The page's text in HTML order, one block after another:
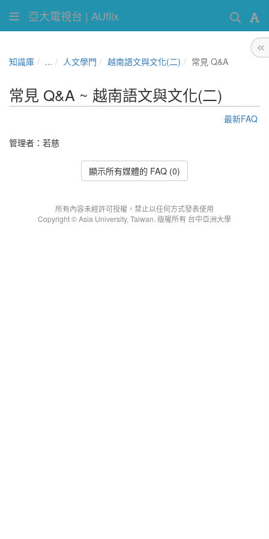
亞大電視台 | AUflix
知識庫 ... 人文學門 越南語文與文化(二) 常見 Q&A
常見 Q&A ~ 越南語文與文化(二)
最新FAQ
管理者： 若慈
顯示所有媒體的 FAQ (0)
所有內容未經許可授權，禁止以任何方式發表使用
Copyright © Asia University, Taiwan. 版權所有 台中亞洲大學